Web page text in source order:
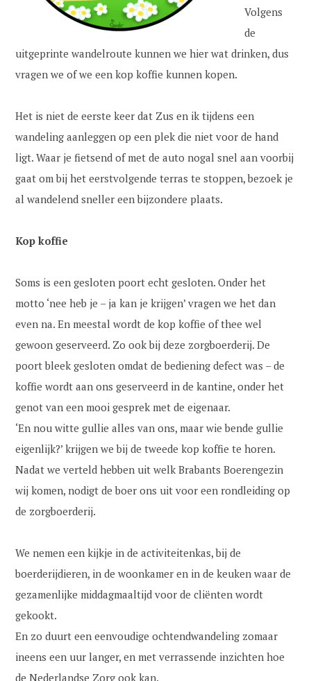
Volgens
de
uitgeprinte wandelroute kunnen we hier wat drinken, dus
vragen we of we een kop koffie kunnen kopen.
Het is niet de eerste keer dat Zus en ik tijdens een
wandeling aanleggen op een plek die niet voor de hand
ligt. Waar je fietsend of met de auto nogal snel aan voorbij
gaat om bij het eerstvolgende terras te stoppen, bezoek je
al wandelend sneller een bijzondere plaats.
Kop koffie
Soms is een gesloten poort echt gesloten. Onder het
motto ‘nee heb je – ja kan je krijgen’ vragen we het dan
even na. En meestal wordt de kop koffie of thee wel
gewoon geserveerd. Zo ook bij deze zorgboerderij. De
poort bleek gesloten omdat de bediening defect was – de
koffie wordt aan ons geserveerd in de kantine, onder het
genot van een mooi gesprek met de eigenaar.
‘En nou witte gullie alles van ons, maar wie bende gullie
eigenlijk?’ krijgen we bij de tweede kop koffie te horen.
Nadat we verteld hebben uit welk Brabants Boerengezin
wij komen, nodigt de boer ons uit voor een rondleiding op
de zorgboerderij.
We nemen een kijkje in de activiteitenkas, bij de
boerderijdieren, in de woonkamer en in de keuken waar de
gezamenlijke middagmaaltijd voor de cliënten wordt
gekookt.
En zo duurt een eenvoudige ochtendwandeling zomaar
ineens een uur langer, en met verrassende inzichten hoe
de Nederlandse Zorg ook kan.